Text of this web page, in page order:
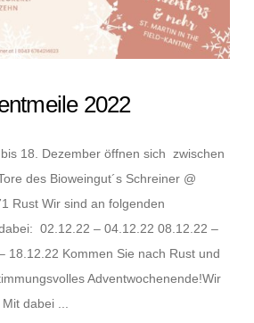
2022
18. Dezember öffnen sich zwischen
des Bioweingut´s Schreiner @
Rust Wir sind an folgenden
02.12.22 – 04.12.22 08.12.22 –
18.12.22 Kommen Sie nach Rust und
Adventwochenende!Wir
dabei ...